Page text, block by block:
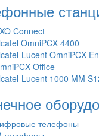
Connect
OmniPCX 4400
Lucent OmniPCX
Office
Lucent 1000 MM
телефоны